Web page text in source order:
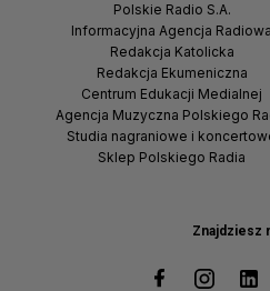
Znajdziesz
Polskie Radio S.A.
Informacyjna Agencja Radiowa
Redakcja Katolicka
Redakcja Ekumeniczna
Centrum Edukacji Medialnej
Agencja Muzyczna Polskiego
Studia nagraniowe i
Sklep Polskiego Radia